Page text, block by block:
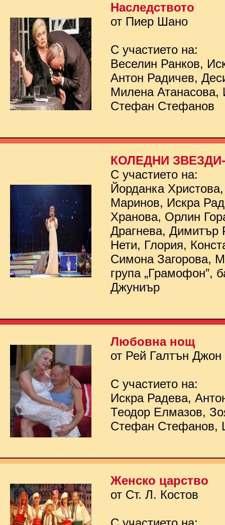
Наследството
от Пиер Шано
С участието на:
Веселин Ранков,
Антон Радичев,
Милена Атанасова,
Стефан Стефанов
КОЛЕДНИ ЗВЕЗДИ-
С участието на:
Йорданка
Маринов, Искра
Хранова, Орлин
Драгнева, Димитър
Нети, Глория,
Симона Загорова,
група „Грамофон”,
Джуниър
Любовна нощ
от Рей Галтън Джон
С участието на:
Искра Радева,
Теодор Елмазов,
Стефан Стефанов,
Женско царство
от Ст. Л. Костов